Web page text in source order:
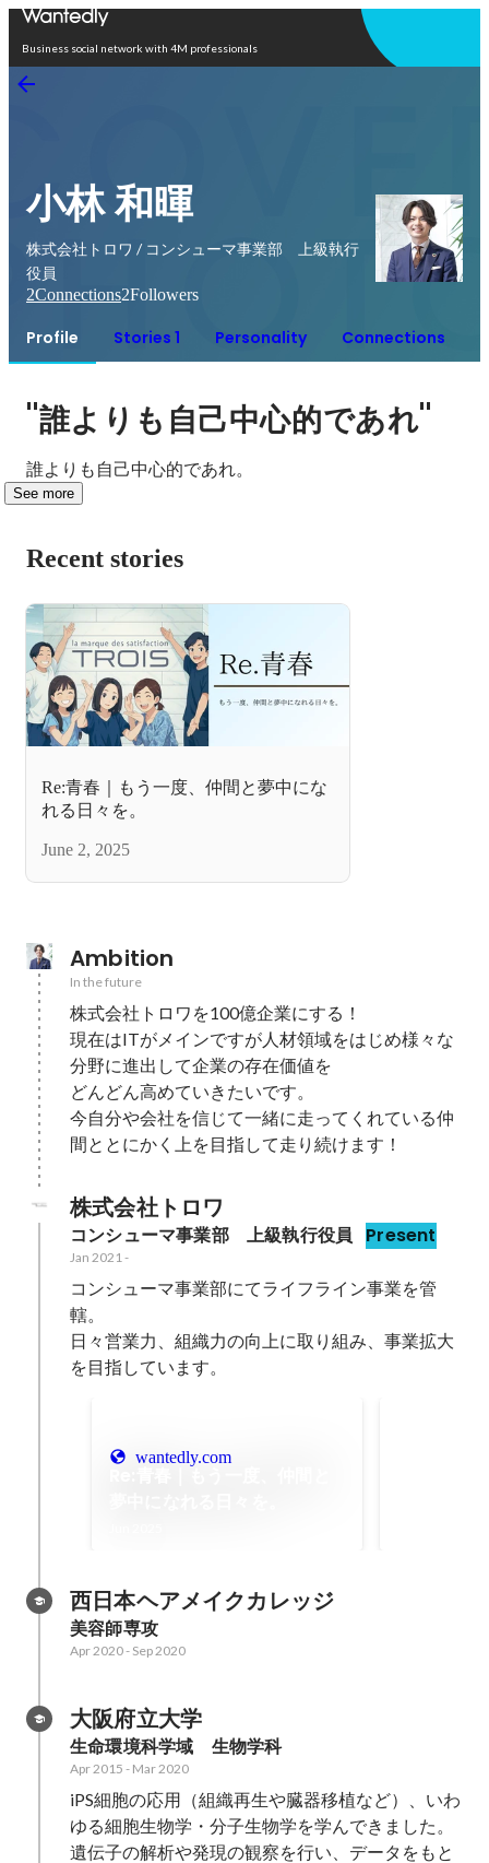
Business social network with 4M professionals
小林 和暉
株式会社トロワ / コンシューマ事業部 上級執行
役員
2Connections2Followers
Profile Stories 1 Personality Connections
"誰よりも自己中心的であれ"
誰よりも自己中心的であれ。
See more
Recent stories
Re:青春｜もう一度、仲間と夢中にな
れる日々を。
June 2, 2025
Ambition
In the future
株式会社トロワを100億企業にする！
現在はITがメインですが人材領域をはじめ様々な
分野に進出して企業の存在価値を
どんどん高めていきたいです。
今自分や会社を信じて一緒に走ってくれている仲
間ととにかく上を目指して走り続けます！
株式会社トロワ
コンシューマ事業部　上級執行役員 Present
Jan 2021 -
コンシューマ事業部にてライフライン事業を管
轄。
日々営業力、組織力の向上に取り組み、事業拡大
を目指しています。
wantedly.com
西日本ヘアメイクカレッジ
美容師専攻
Apr 2020- Sep 2020
大阪府立大学
生命環境科学域　生物学科
Apr 2015 - Mar 2020
iPS細胞の応用（組織再生や臓器移植など）、いわ
ゆる細胞生物学・分子生物学を学んできました。
遺伝子の解析や発現の観察を行い、データをもと